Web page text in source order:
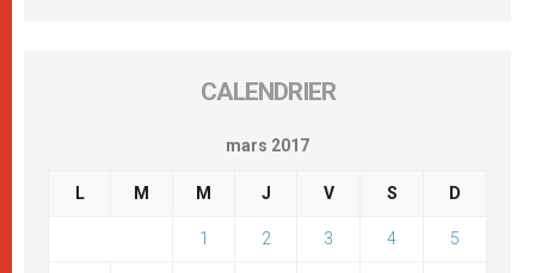
CALENDRIER
mars 2017
L M M J V S D
1 2 3 4 5